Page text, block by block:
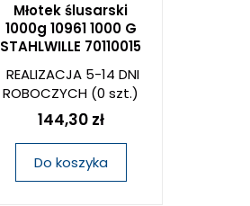
Młotek ślusarski
1000g 10961 1000 G
STAHLWILLE 70110015
REALIZACJA 5-14 DNI
ROBOCZYCH (0 szt.)
144,30 zł
Do koszyka